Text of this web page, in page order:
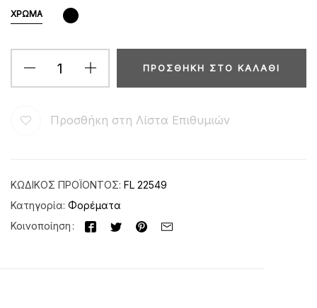
ΧΡΏΜΑ
ΠΡΟΣΘΉΚΗ ΣΤΟ ΚΑΛΆΘΙ
Προσθήκη στη Λίστα Επιθυμιών
ΚΩΔΙΚΌΣ ΠΡΟΪΌΝΤΟΣ: FL 22549
Κατηγορία: Φορέματα
Κοινοποίηση